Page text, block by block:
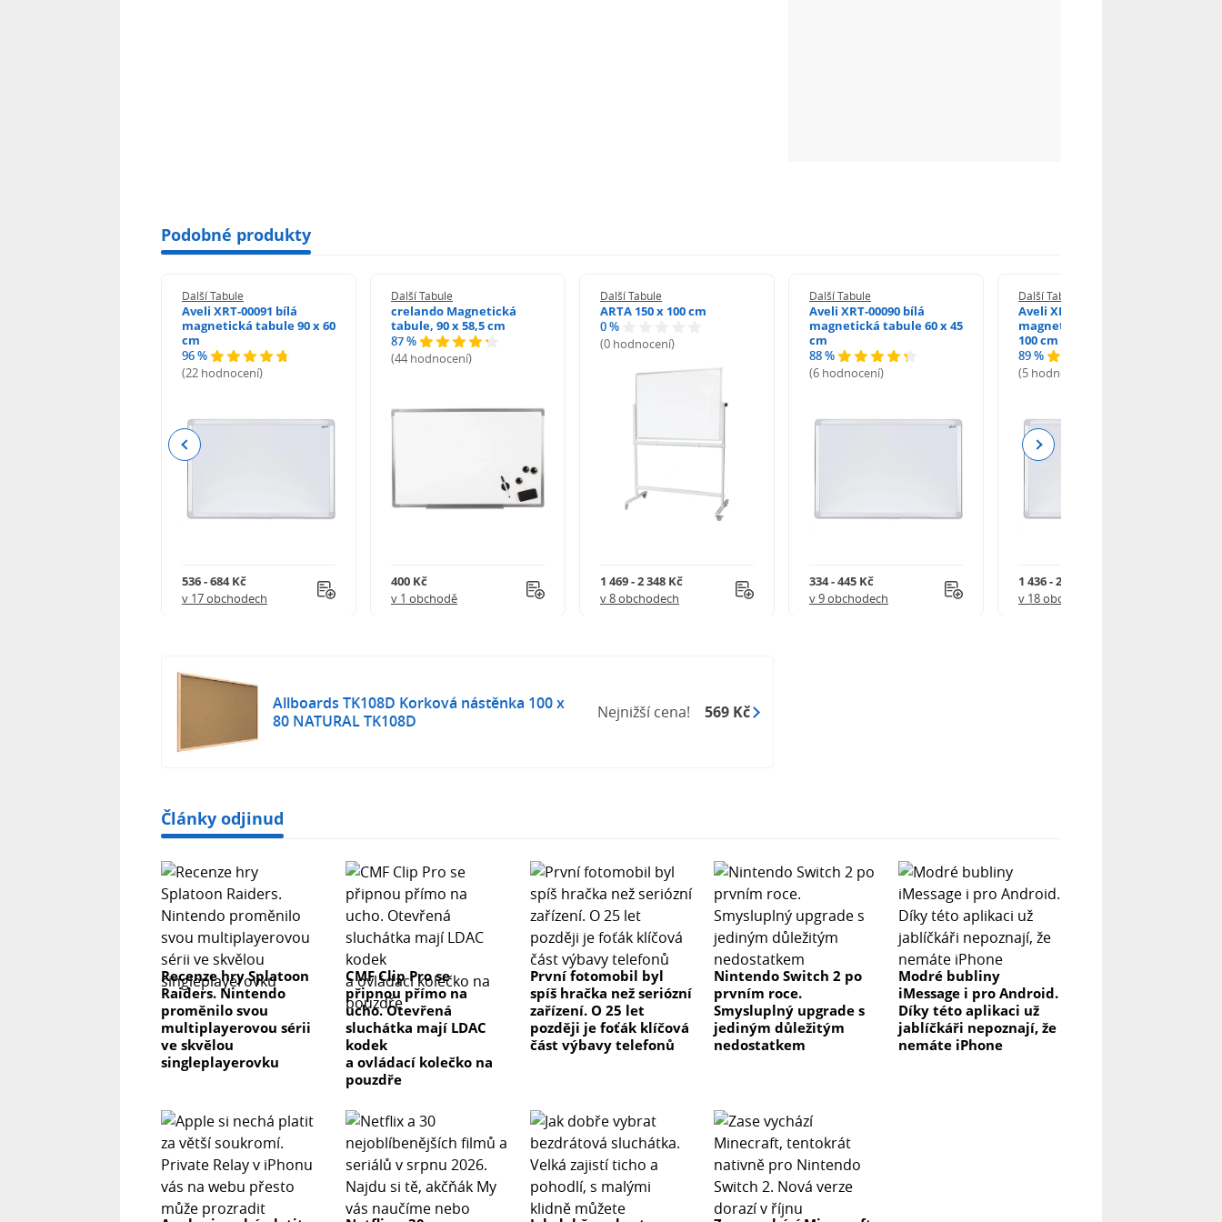
Podobné produkty
Další Tabule
Aveli XRT-00091 bílá
magnetická tabule 90 x 60
cm
96 %
(22 hodnocení)
536 - 684 Kč
v 17 obchodech
Další Tabule
crelando Magnetická
tabule, 90 x 58,5 cm
87 %
(44 hodnocení)
400 Kč
v 1 obchodě
Další Tabule
ARTA 150 x 100 cm
0 %
(0 hodnocení)
1 469 - 2 348 Kč
v 8 obchodech
Další Tabule
Aveli XRT-00090 bílá
magnetická tabule 60 x 45
cm
88 %
(6 hodnocení)
334 - 445 Kč
v 9 obchodech
Další Tabule
Aveli XRT-00093 bílá
magnetická tabule 150 x
100 cm
89 %
(5 hodnocení)
1 436 - 2 382 Kč
v 18 obchodech
Previous Next
Allboards TK108D Korková nástěnka 100 x
80 NATURAL TK108D
Nejnižší cena! 569 Kč
Články odjinud
Recenze hry Splatoon
Raiders. Nintendo
proměnilo svou
multiplayerovou sérii
ve skvělou
singleplayerovku
CMF Clip Pro se
připnou přímo na
ucho. Otevřená
sluchátka mají LDAC
kodek
a ovládací kolečko na
pouzdře
První fotomobil byl
spíš hračka než seriózní
zařízení. O 25 let
později je foťák klíčová
část výbavy telefonů
Nintendo Switch 2 po
prvním roce.
Smysluplný upgrade s
jediným důležitým
nedostatkem
Modré bubliny
iMessage i pro Android.
Díky této aplikaci už
jablíčkáři nepoznají, že
nemáte iPhone